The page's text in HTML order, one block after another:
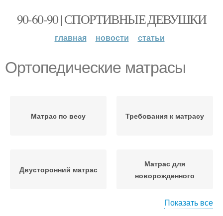
90-60-90 | СПОРТИВНЫЕ ДЕВУШКИ
главная новости статьи
Ортопедические матрасы
Матрас по весу Требования к матрасу
Двусторонний матрас
Матрас для
новорожденного
Показать все